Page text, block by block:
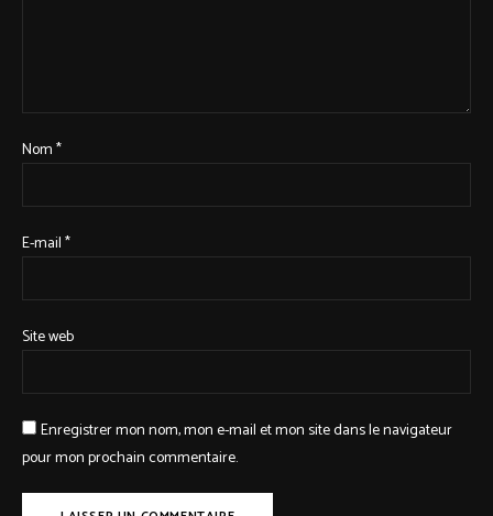
Nom*
E-mail*
Site web
Enregistrer mon nom, mon e-mail et mon site dans le navigateur
pour mon prochain commentaire.